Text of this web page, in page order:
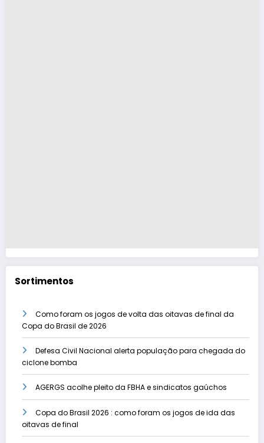
Sortimentos
Como foram os jogos de volta das oitavas de final da
Copa do Brasil de 2026
Defesa Civil Nacional alerta população para chegada do
ciclone bomba
AGERGS acolhe pleito da FBHA e sindicatos gaúchos
Copa do Brasil 2026 : como foram os jogos de ida das
oitavas de final